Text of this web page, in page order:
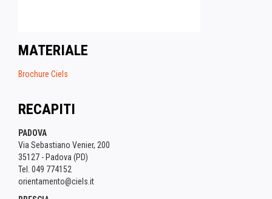
MATERIALE
Brochure Ciels
RECAPITI
PADOVA
Via Sebastiano Venier, 200
35127 - Padova (PD)
Tel. 049 774152
orientamento@ciels.it